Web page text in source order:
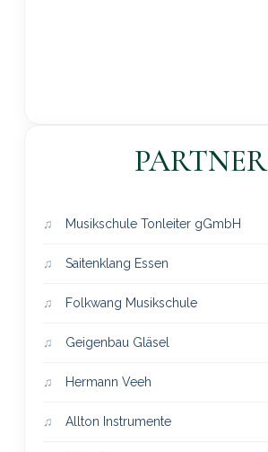
PARTNER
Musikschule Tonleiter gGmbH
Saitenklang Essen
Folkwang Musikschule
Geigenbau Gläsel
Hermann Veeh
Allton Instrumente